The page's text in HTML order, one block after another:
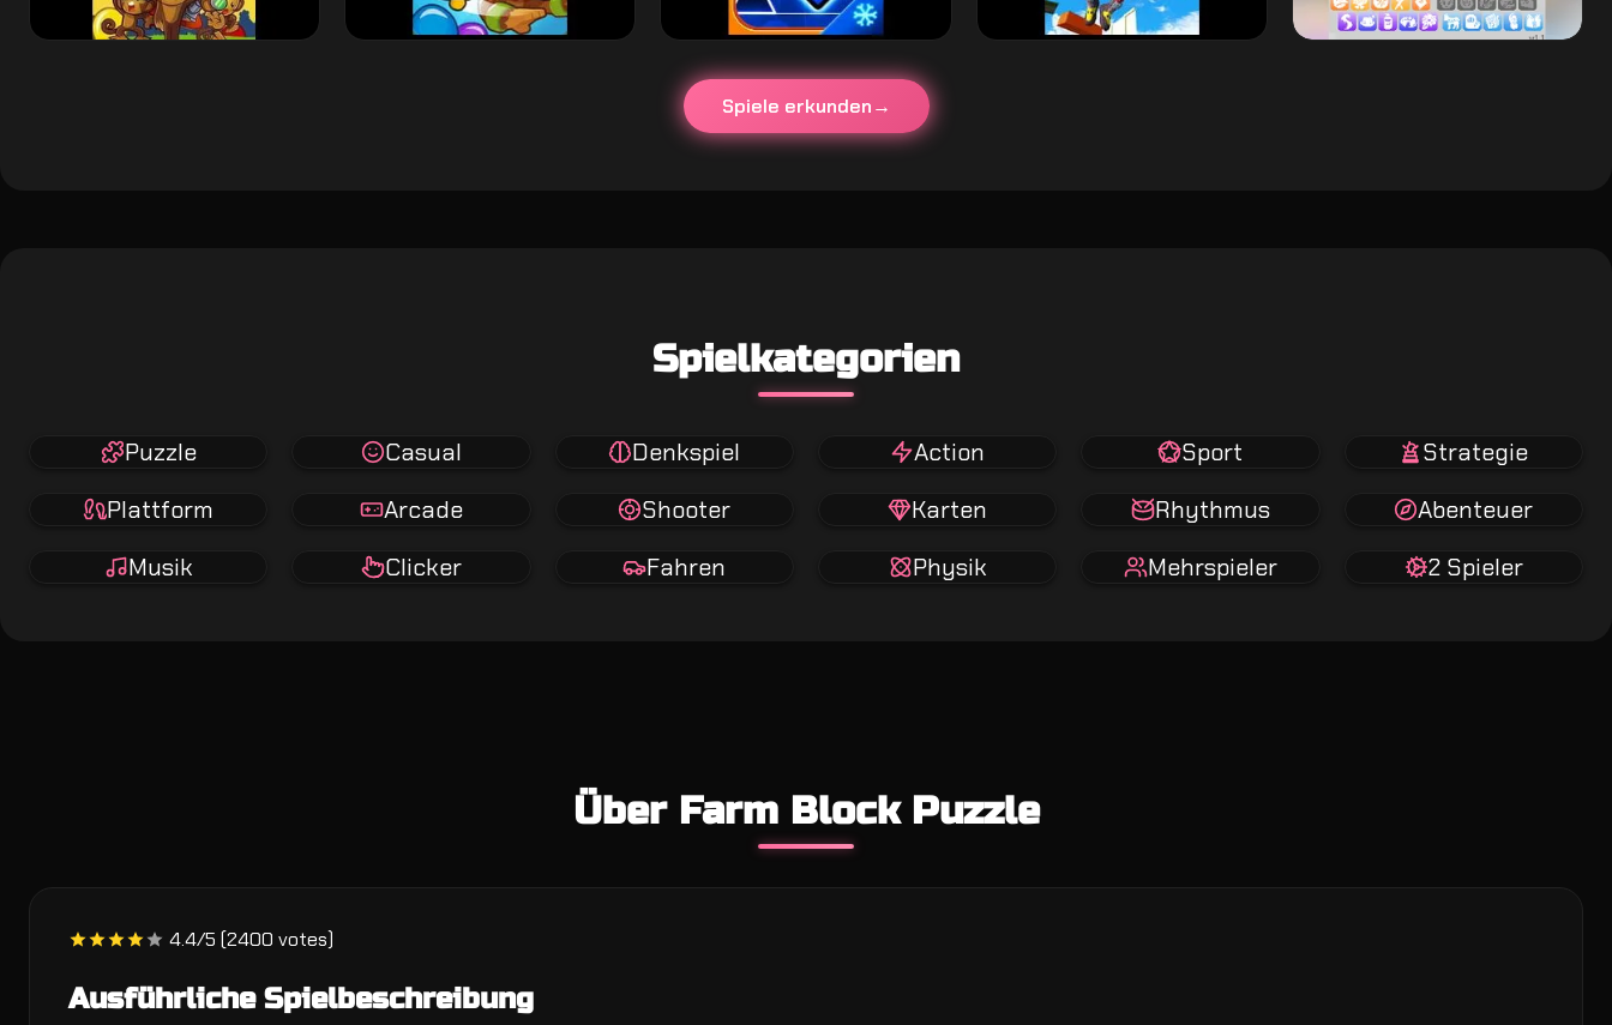
Spiele erkunden
Spielkategorien
Puzzle Casual Denkspiel Action Sport
Strategie
Plattform
Arcade Shooter Karten Rhythmus
Abenteuer
Musik
Clicker Fahren Physik Mehrspieler 2 Spieler
Über Farm Block Puzzle
4.4/5 (2400 votes)
Ausführliche Spielbeschreibung